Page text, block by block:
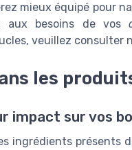
mieux équipé pour
aux besoins de vos
veuillez consulter
les
impact sur vos
ingrédients présents